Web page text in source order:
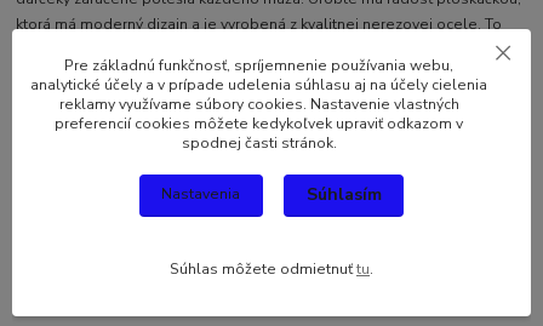
ktorá má moderný dizajn a je vyrobená z kvalitnej nerezovej ocele. To
nápoj môže mať stále pri sebe. ...celý popis
Skladom
Pridať do košíka
Pre základnú funkčnosť, spríjemnenie používania webu,
analytické účely a v prípade udelenia súhlasu aj na účely cielenia
reklamy využívame súbory cookies. Nastavenie vlastných
preferencií cookies môžete kedykoľvek upraviť odkazom v
spodnej časti stránok.
Nastavenia Súhlasím
Súhlas môžete odmietnuťtu.